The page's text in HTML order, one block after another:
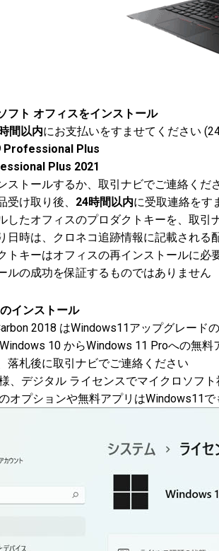
フト オフィスをインストール
間以内にお支払いをすませてください
Professional Plus
Plus 2021
ストールするか、取引ナビでご連絡くだ
け取り後、 24時間以内に受取連絡をす
たオフィスのプロダクトキーを、取引
時は、クロネコ追跡情報に記載される
キーはオフィスの再インストールに必要
の成功を保証するものではありません
インストール
2018 はWindows11アップグレード
10 からWindows 11 Proへの無料
落札後に取引ナビでご連絡ください
、デジタル ライセンスでマイクロソフ
オプションや無料アプリはWindows11で